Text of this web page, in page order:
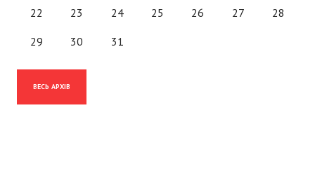
22 23 24 25 26 27 28
29 30 31
ВЕСЬ АРХІВ